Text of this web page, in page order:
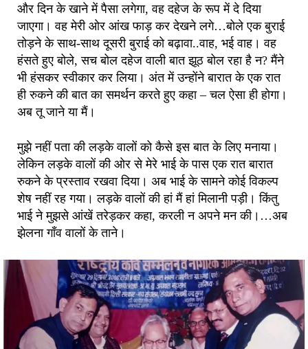
और दिन के खाने में पैसा लगेगा, वह दहेज के रूप में दे दिया
जाएगा। वह मेरी ओर आंख फाड़ कर देखने लगे…बोले एक बुराई
तोड़ने के साथ-साथ दूसरी बुराई को बढ़ावा..वाह, भई वाह। वह
हंसते हुए बोले, सच बोल दहेज वाली बात झूठ बोल रहा है न? मैंने
भी हंसकर स्वीकार कर लिया। अंत में उन्होंने बारात के एक रात
ही रुकने की बात का समर्थन करते हुए कहा – चल ऐसा ही होगा।
अब तू जाने या मैं।
मुझे नहीं पता की लड़के वालों को कैसे इस बात के लिए मनाया।
लेकिन लड़के वालों की ओर से मेरे भाई के पास एक रात बारात
रुकने के प्रस्ताव रखवा दिया। अब भाई के सामने कोई विकल्प
शेष नहीं रह गया। लड़के वालों की हां मैं हां मिलानी पड़ी। किंतु
भाई ने मुझसे आंखें तरेड़कर कहा, करली न अपने मन की।…अब
झेलना गाँव वालों के ताने।